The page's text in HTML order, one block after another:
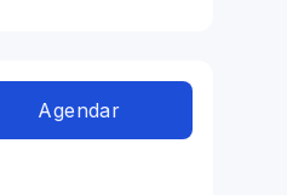
Agendar